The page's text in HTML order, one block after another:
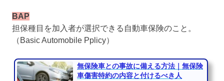
BAP
担保種目を加入者が選択できる自動車保険のこと。
（Basic Automobile Pplicy）
無保険車との事故に備える方法｜無保険
車傷害特約の内容と付けるべき人